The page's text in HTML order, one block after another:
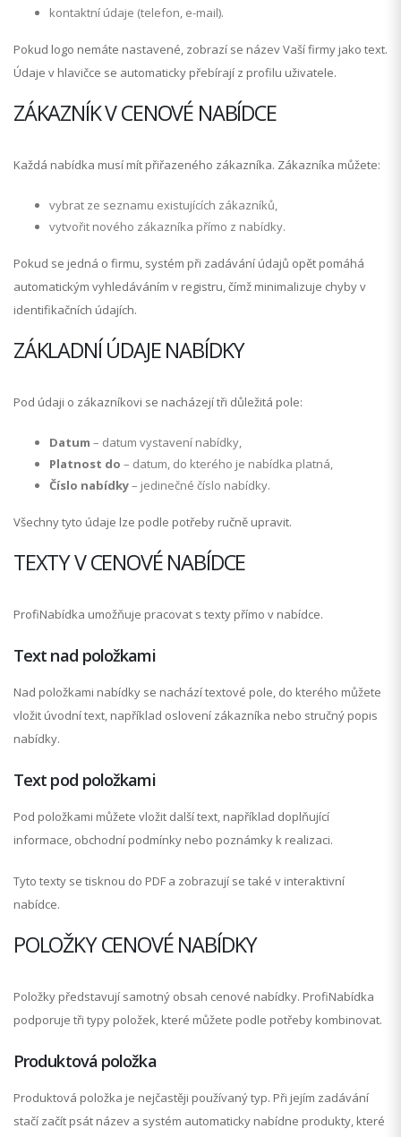
kontaktní údaje (telefon, e-mail).
Pokud logo nemáte nastavené, zobrazí se název Vaší firmy jako text.
Údaje v hlavičce se automaticky přebírají z profilu uživatele.
ZÁKAZNÍK V CENOVÉ NABÍDCE
Každá nabídka musí mít přiřazeného zákazníka. Zákazníka můžete:
vybrat ze seznamu existujících zákazníků,
vytvořit nového zákazníka přímo z nabídky.
Pokud se jedná o firmu, systém při zadávání údajů opět pomáhá
automatickým vyhledáváním v registru, čímž minimalizuje chyby v
identifikačních údajích.
ZÁKLADNÍ ÚDAJE NABÍDKY
Pod údaji o zákazníkovi se nacházejí tři důležitá pole:
Datum – datum vystavení nabídky,
Platnost do – datum, do kterého je nabídka platná,
Číslo nabídky– jedinečné číslo nabídky.
Všechny tyto údaje lze podle potřeby ručně upravit.
TEXTY V CENOVÉ NABÍDCE
ProfiNabídka umožňuje pracovat s texty přímo v nabídce.
Text nad položkami
Nad položkami nabídky se nachází textové pole, do kterého můžete
vložit úvodní text, například oslovení zákazníka nebo stručný popis
nabídky.
Text pod položkami
Pod položkami můžete vložit další text, například doplňující
informace, obchodní podmínky nebo poznámky k realizaci.
Tyto texty se tisknou do PDF a zobrazují se také v interaktivní
nabídce.
POLOŽKY CENOVÉ NABÍDKY
Položky představují samotný obsah cenové nabídky. ProfiNabídka
podporuje tři typy položek, které můžete podle potřeby kombinovat.
Produktová položka
Produktová položka je nejčastěji používaný typ. Při jejím zadávání
stačí začít psát název a systém automaticky nabídne produkty, které